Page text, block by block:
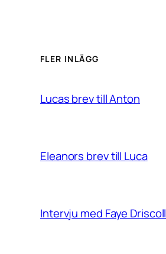
FLER INLÄGG
Lucas brev till Anton
Eleanors brev till Luca
Intervju med Faye Driscoll